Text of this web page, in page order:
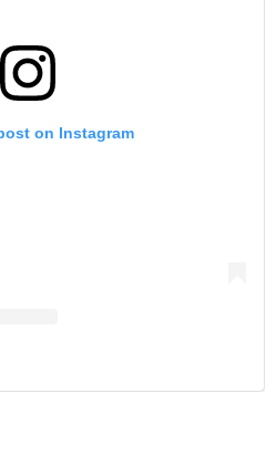
on Instagram